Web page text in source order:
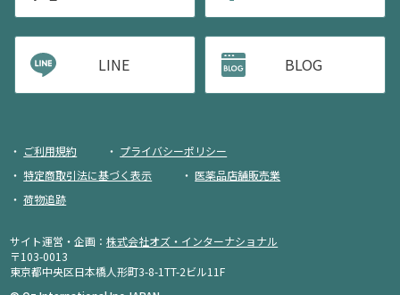
LINE BLOG
ご利用規約
プライバシーポリシー
特定商取引法に基づく表示
医薬品店舗販売業
荷物追跡
サイト運営・企画：株式会社オズ・インターナショナル
〒103-0013
東京都中央区日本橋人形町3-8-1TT-2ビル11F